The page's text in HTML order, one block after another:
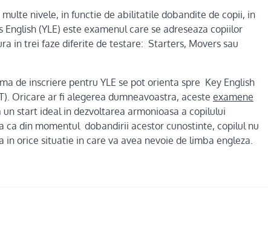
multe nivele, in functie de abilitatile dobandite de copii, in
(YLE) este examenul care se adreseaza copiilor
in trei faze diferite de testare: Starters, Movers sau
de inscriere pentru YLE se pot orienta spre Key English
Oricare ar fi alegerea dumneavoastra, aceste examene
un start ideal in dezvoltarea armonioasa a copilului
ca din momentul dobandirii acestor cunostinte, copilul nu
orice situatie in care va avea nevoie de limba engleza.